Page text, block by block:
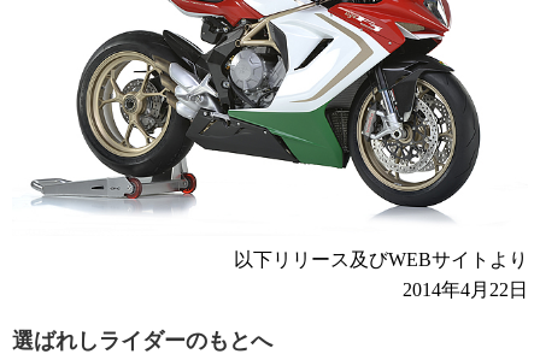
以下リリース及びWEBサイトより
2014年4月22日
選ばれしライダーのもとへ